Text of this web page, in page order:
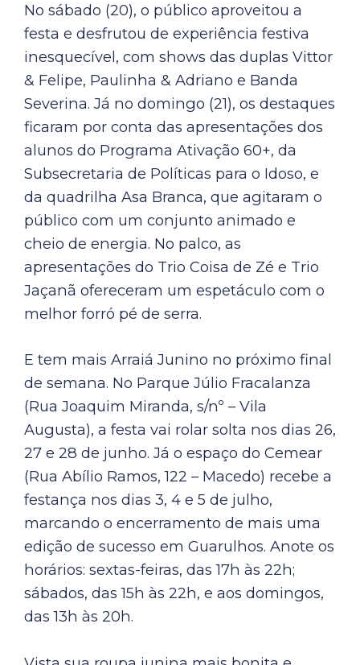
No sábado (20), o público aproveitou a
festa e desfrutou de experiência festiva
inesquecível, com shows das duplas Vittor
& Felipe, Paulinha & Adriano e Banda
Severina. Já no domingo (21), os destaques
ficaram por conta das apresentações dos
alunos do Programa Ativação 60+, da
Subsecretaria de Políticas para o Idoso, e
da quadrilha Asa Branca, que agitaram o
público com um conjunto animado e
cheio de energia. No palco, as
apresentações do Trio Coisa de Zé e Trio
Jaçanã ofereceram um espetáculo com o
melhor forró pé de serra.
E tem mais Arraiá Junino no próximo final
de semana. No Parque Júlio Fracalanza
(Rua Joaquim Miranda, s/nº – Vila
Augusta), a festa vai rolar solta nos dias 26,
27 e 28 de junho. Já o espaço do Cemear
(Rua Abílio Ramos, 122 – Macedo) recebe a
festança nos dias 3, 4 e 5 de julho,
marcando o encerramento de mais uma
edição de sucesso em Guarulhos. Anote os
horários: sextas-feiras, das 17h às 22h;
sábados, das 15h às 22h, e aos domingos,
das 13h às 20h.